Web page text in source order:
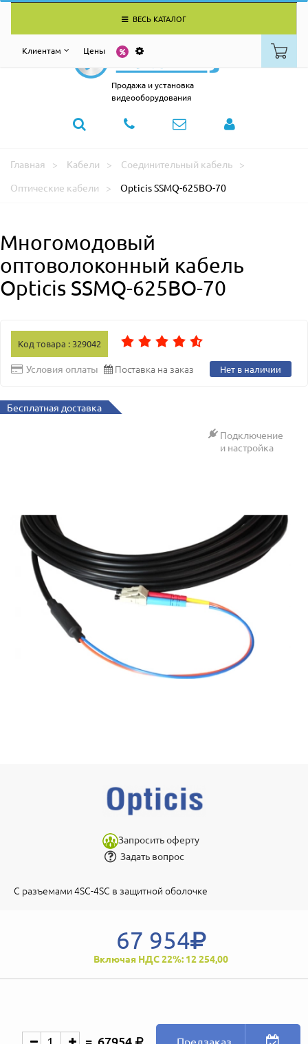
ВЕСЬ КАТАЛОГ
Клиентам Цены
Продажа и установка
видеооборудования
Главная Кабели
Соединительный кабель
Оптические кабели
Opticis SSMQ-625BO-70
Многомодовый
оптоволоконный кабель
Opticis SSMQ-625BO-70
Код товара : 329042
Условия оплаты Поставка на заказ Нет в наличии
Бесплатная доставка
Подключение
и настройка
Запросить оферту
Задать вопрос
С разъемами 4SC-4SC в защитной оболочке
67 954
Включая НДС 22%: 12 254,00